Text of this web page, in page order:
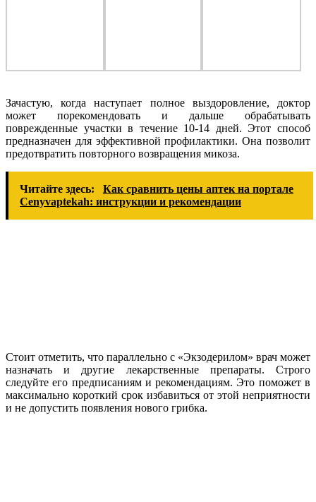
Зачастую, когда наступает полное выздоровление, доктор
может порекомендовать и дальше обрабатывать
поврежденные участки в течение 10-14 дней. Этот способ
предназначен для эффективной профилактики. Она позволит
предотвратить повторного возвращения микоза.
Читайте здесь:
Как сравнить цены аптек на портале
Сenyvaptekah: инструкции и рекомендации
Стоит отметить, что параллельно с «Экзодерилом» врач может
назначать и другие лекарственные препараты. Строго
следуйте его предписаниям и рекомендациям. Это поможет в
максимально короткий срок избавиться от этой неприятности
и не допустить появления нового грибка.